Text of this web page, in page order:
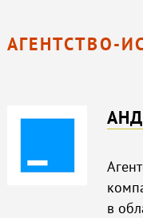
АГЕНТСТВО-
в